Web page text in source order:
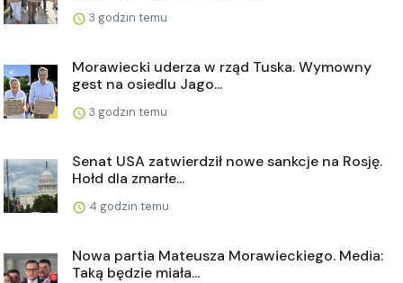
3 godzin temu
Morawiecki uderza w rząd Tuska. Wymowny
gest na osiedlu Jago...
3 godzin temu
Senat USA zatwierdził nowe sankcje na Rosję.
Hołd dla zmarłe...
4 godzin temu
Nowa partia Mateusza Morawieckiego. Media:
Taką będzie miała...